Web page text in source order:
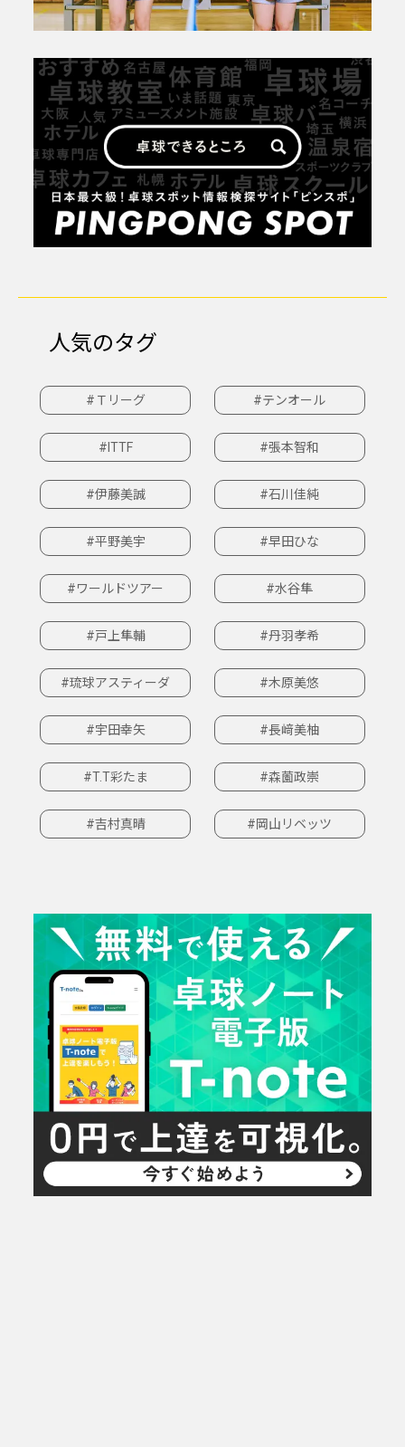
人気のタグ
#Ｔリーグ #テンオール
#ITTF #張本智和
#伊藤美誠 #石川佳純
#平野美宇 #早田ひな
#ワールドツアー #水谷隼
#戸上隼輔 #丹羽孝希
#琉球アスティーダ #木原美悠
#宇田幸矢 #長﨑美柚
#T.T彩たま #森薗政崇
#吉村真晴 #岡山リベッツ